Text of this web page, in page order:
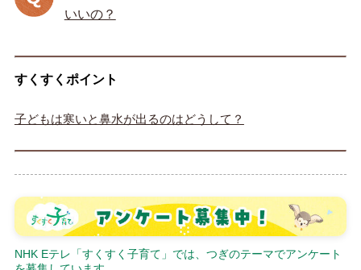
いいの？
すくすくポイント
子どもは寒いと鼻水が出るのはどうして？
NHK Eテレ「すくすく子育て」では、つぎのテーマでアンケート